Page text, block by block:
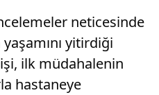
neticesinde
yitirdiği
ilk müdahalenin
hastaneye